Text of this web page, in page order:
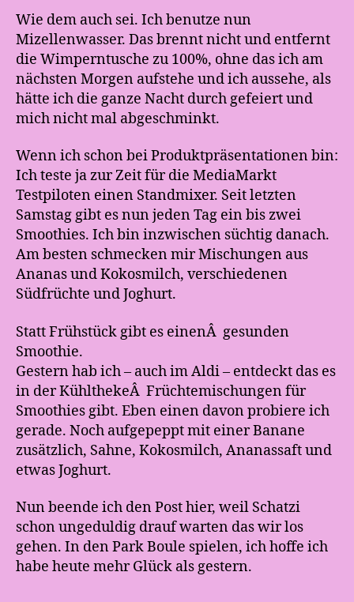
Wie dem auch sei. Ich benutze nun
Mizellenwasser. Das brennt nicht und entfernt
die Wimperntusche zu 100%, ohne das ich am
nächsten Morgen aufstehe und ich aussehe, als
hätte ich die ganze Nacht durch gefeiert und
mich nicht mal abgeschminkt.
Wenn ich schon bei Produktpräsentationen bin:
Ich teste ja zur Zeit für die MediaMarkt
Testpiloten einen Standmixer. Seit letzten
Samstag gibt es nun jeden Tag ein bis zwei
Smoothies. Ich bin inzwischen süchtig danach.
Am besten schmecken mir Mischungen aus
Ananas und Kokosmilch, verschiedenen
Südfrüchte und Joghurt.
Statt Frühstück gibt es einenÂ gesunden
Smoothie.
Gestern hab ich – auch im Aldi – entdeckt das es
in der KühlthekeÂ Früchtemischungen für
Smoothies gibt. Eben einen davon probiere ich
gerade. Noch aufgepeppt mit einer Banane
zusätzlich, Sahne, Kokosmilch, Ananassaft und
etwas Joghurt.
Nun beende ich den Post hier, weil Schatzi
schon ungeduldig drauf warten das wir los
gehen. In den Park Boule spielen, ich hoffe ich
habe heute mehr Glück als gestern.